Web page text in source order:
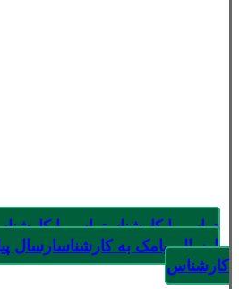
تماس با کارشناستماس با
ارسال پیامک به کارشناسارسال
کارشناس